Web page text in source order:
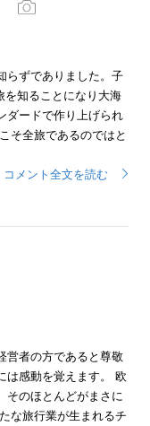
らずでありました。子
を知ることになり大海
ダードで作り上げられ
そ全旅であるのではと
コメント全文を読む
営者の方であると尊敬
は感動を覚えます。 欧
そのほとんどがまさに
な旅行業が生まれるチ